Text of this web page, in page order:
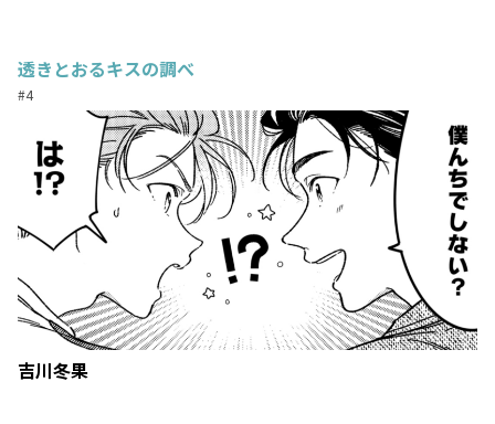
透きとおるキスの調べ
#4
吉川冬果